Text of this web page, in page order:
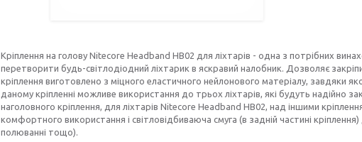
Кріплення на голову Nitecore Headband HB02 для ліхтарів - одна з потрібних
перетворити будь-світлодіодний ліхтарик в яскравий налобник. Дозволяє
кріплення виготовлено з міцного еластичного нейлонового матеріалу, завдяки
даному кріпленні можливе використання до трьох ліхтарів, які будуть надійно
наголовного кріплення, для ліхтарів Nitecore Headband HB02, над іншими
комфортного використання і світловідбиваюча смуга (в задній частині
полюванні тощо).